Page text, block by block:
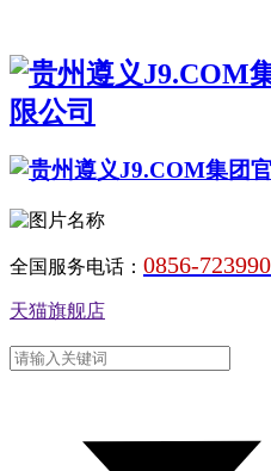
全国服务电话： 0856-
天猫旗舰店